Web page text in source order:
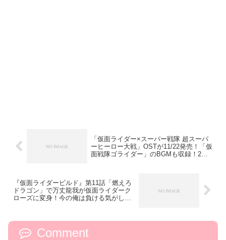
「仮面ライダー×スーパー戦隊 超スーパ
ーヒーロー大戦」OSTが11/22発売！「仮
面戦隊ゴライダー」のBGMも収録！2枚
『仮面ライダービルド』第11話「燃えろ
ドラゴン」で万丈龍我が仮面ライダーク
ローズに変身！今の俺は負ける気がしね
Comment